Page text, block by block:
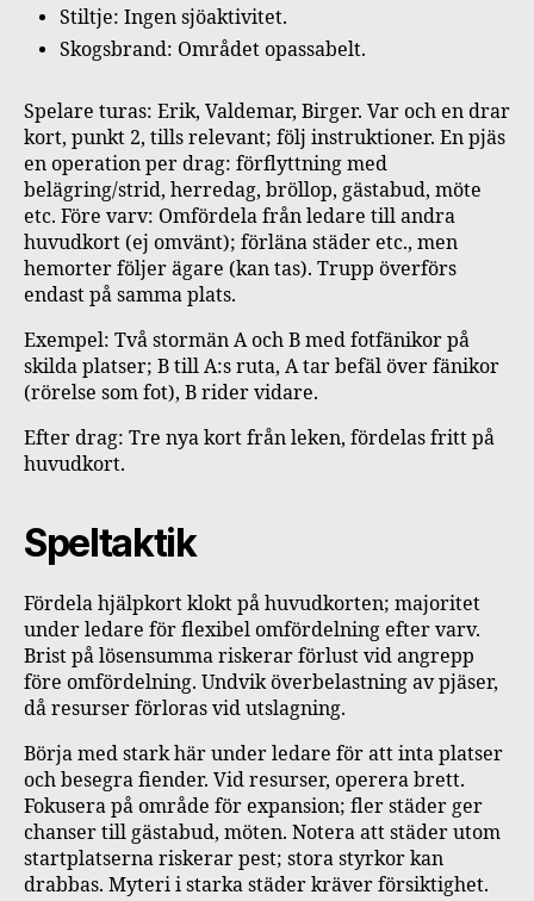
Stiltje: Ingen sjöaktivitet.
Skogsbrand: Området opassabelt.
Spelare turas: Erik, Valdemar, Birger. Var och en drar
kort, punkt 2, tills relevant; följ instruktioner. En pjäs
en operation per drag: förflyttning med
belägring/strid, herredag, bröllop, gästabud, möte
etc. Före varv: Omfördela från ledare till andra
huvudkort (ej omvänt); förläna städer etc., men
hemorter följer ägare (kan tas). Trupp överförs
endast på samma plats.
Exempel: Två stormän A och B med fotfänikor på
skilda platser; B till A:s ruta, A tar befäl över fänikor
(rörelse som fot), B rider vidare.
Efter drag: Tre nya kort från leken, fördelas fritt på
huvudkort.
Speltaktik
Fördela hjälpkort klokt på huvudkorten; majoritet
under ledare för flexibel omfördelning efter varv.
Brist på lösensumma riskerar förlust vid angrepp
före omfördelning. Undvik överbelastning av pjäser,
då resurser förloras vid utslagning.
Börja med stark här under ledare för att inta platser
och besegra fiender. Vid resurser, operera brett.
Fokusera på område för expansion; fler städer ger
chanser till gästabud, möten. Notera att städer utom
startplatserna riskerar pest; stora styrkor kan
drabbas. Myteri i starka städer kräver försiktighet.